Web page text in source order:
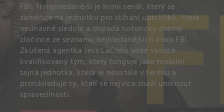
FBI: Ti nejhledanější je krimi seriál, který se
zaměřuje na jednotku pro stíhání uprchlíků, která
neúnavně sleduje a dopadá notoricky známé
zločince ze seznamu nejhledanějších osob FBI.
Zkušená agentka Jess LaCroix vede vysoce
kvalifikovaný tým, který funguje jako mobilní
tajná jednotka, která je neustále v terénu a
pronásleduje ty, kteří se nejvíce snaží uniknout
spravedlnosti.